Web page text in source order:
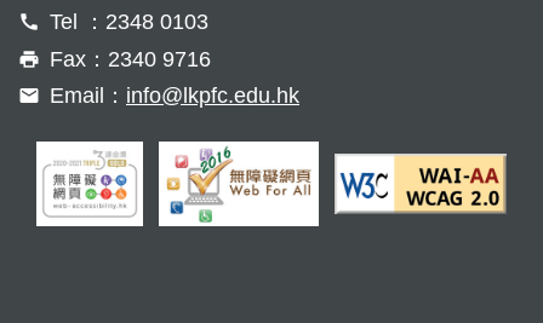
Tel ：2348 0103
Fax：2340 9716
Email： info@lkpfc.edu.hk